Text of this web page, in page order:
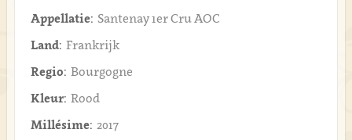
Appellatie: Santenay 1er Cru AOC
Land: Frankrijk
Regio: Bourgogne
Kleur: Rood
Millésime: 2017